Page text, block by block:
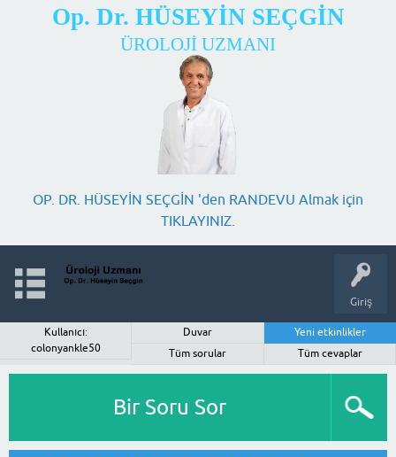
Op. Dr. HÜSEYİN SEÇGİN
ÜROLOJİ UZMANI
OP. DR. HÜSEYİN SEÇGİN 'den RANDEVU Almak için
TIKLAYINIZ.
Giriş
Kullanıcı:
colonyankle50
Duvar
Yeni etkinlikler
Tüm sorular
Tüm cevaplar
Bir Soru Sor